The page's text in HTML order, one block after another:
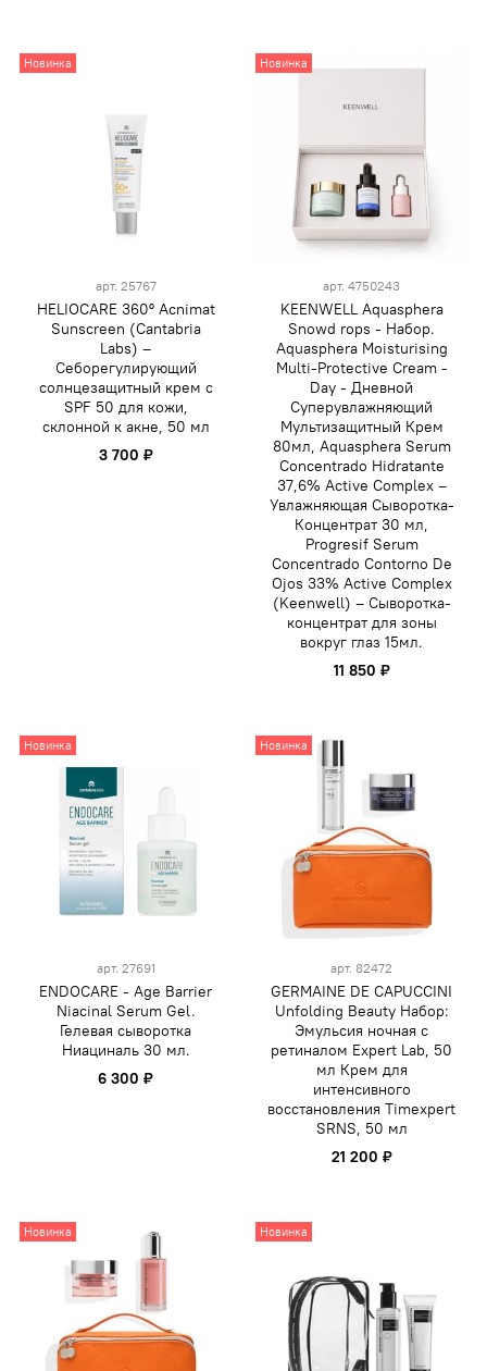
Новинка
арт. 25767
HELIOCARE 360º Acnimat
Sunscreen (Cantabria
Labs) –
Себорегулирующий
солнцезащитный крем с
SPF 50 для кожи,
склонной к акне, 50 мл
3 700 ₽
Новинка
арт. 4750243
KEENWELL Aquasphera
Snowd rops - Набор.
Aquasphera Moisturising
Multi-Protective Cream -
Day - Дневной
Суперувлажняющий
Мультизащитный Крем
80мл, Aquasphera Serum
Concentrado Hidratante
37,6% Active Complex –
Увлажняющая Сыворотка-
Концентрат 30 мл,
Progresif Serum
Concentrado Contorno De
Ojos 33% Active Complex
(Keenwell) – Сыворотка-
концентрат для зоны
вокруг глаз 15мл.
11 850 ₽
Новинка
арт. 27691
ENDOCARE - Age Barrier
Niacinal Serum Gel.
Гелевая сыворотка
Ниациналь 30 мл.
6 300 ₽
Новинка
арт. 82472
GERMAINE DE CAPUCCINI
Unfolding Beauty Набор:
Эмульсия ночная с
ретиналом Expert Lab, 50
мл Крем для
интенсивного
восстановления Timexpert
SRNS, 50 мл
21 200 ₽
Новинка Новинка